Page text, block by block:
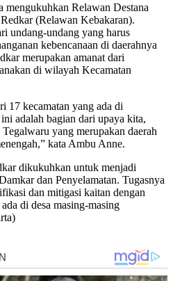
Relawan Destana
(Relawan Kebakaran).
undang-undang yang harus
kebencanaan di daerahnya
merupakan amanat dari
di wilayah Kecamatan
17 kecamatan yang ada di
adalah bagian dari upaya kita,
yang merupakan daerah
kata Ambu Anne.
dikukuhkan untuk menjadi
dan Penyelamatan. Tugasnya
dan mitigasi kaitan dengan
di desa masing-masing